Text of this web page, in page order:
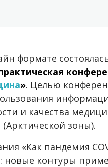
формате состоялась
». Целью
и качества
(Арктической зоны).
«Как пандемия
новые контуры